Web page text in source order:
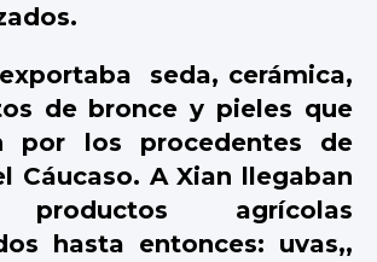
seda, cerámica,
de bronce y pieles que
por los procedentes de
Cáucaso. A Xian llegaban
productos agrícolas
hasta entonces: uvas,,